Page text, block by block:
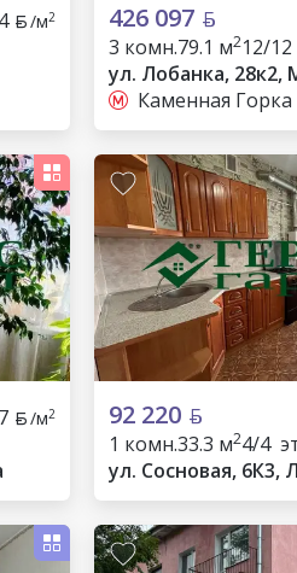
/м2 426 097
3 комн.79.1 м212/
ул. Лобанка, 28к2,
Каменная Горка
/м2 92 220
1 комн.33.3 м24/4
ул. Сосновая, 6К3,